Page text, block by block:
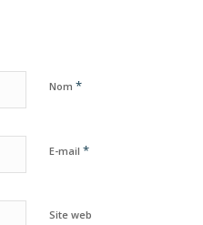
Nom *
E-mail *
Site web